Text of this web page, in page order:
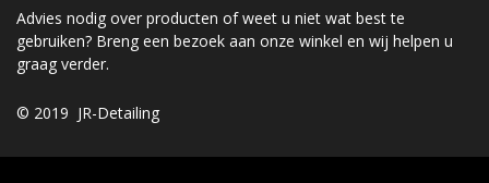
Advies nodig over producten of weet u niet wat best te
gebruiken? Breng een bezoek aan onze winkel en wij helpen u
graag verder.
© 2019 JR-Detailing